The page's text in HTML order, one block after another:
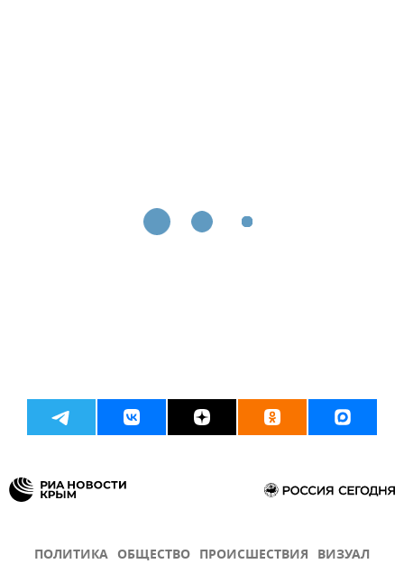
ПОЛИТИКА ОБЩЕСТВО ПРОИСШЕСТВИЯ ВИЗУАЛ